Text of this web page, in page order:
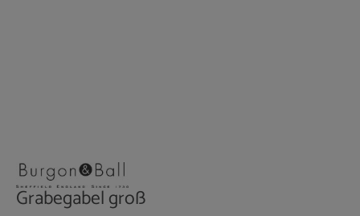
Grabegabel groß